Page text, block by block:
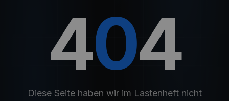
404
Diese Seite haben wir im Lastenheft nicht